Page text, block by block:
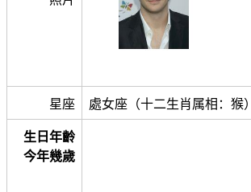
星座 處女座（十二生肖属相：猴）
生日年齡
今年幾歲